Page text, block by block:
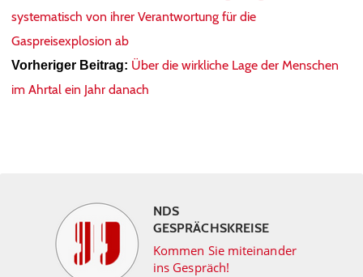
systematisch von ihrer Verantwortung für die
Gaspreisexplosion ab
Vorheriger Beitrag: Über die wirkliche Lage der Menschen
im Ahrtal ein Jahr danach
NDS
GESPRÄCHSKREISE
Kommen Sie miteinander
ins Gespräch!